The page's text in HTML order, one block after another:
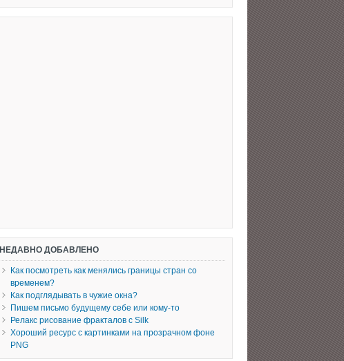
НЕДАВНО ДОБАВЛЕНО
Как посмотреть как менялись границы стран со
временем?
Как подглядывать в чужие окна?
Пишем письмо будущему себе или кому-то
Релакс рисование фракталов с Silk
Хороший ресурс с картинками на прозрачном фоне
PNG